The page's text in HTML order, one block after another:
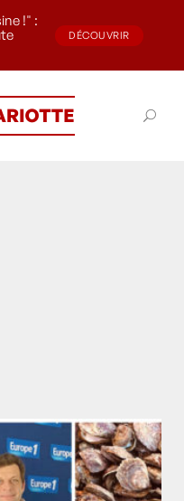
!" :
DÉCOUVRIR